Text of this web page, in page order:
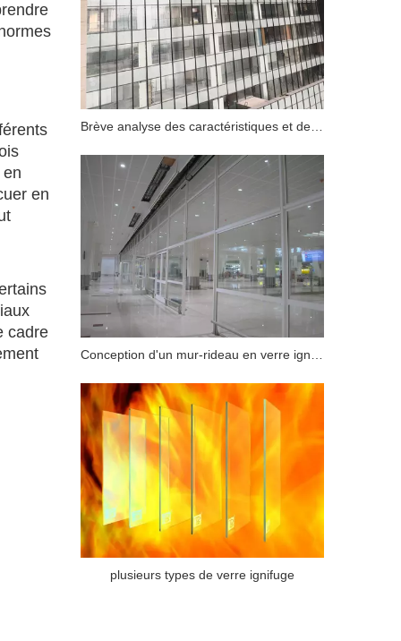
en
cadre
plusieurs types de verre ignifuge